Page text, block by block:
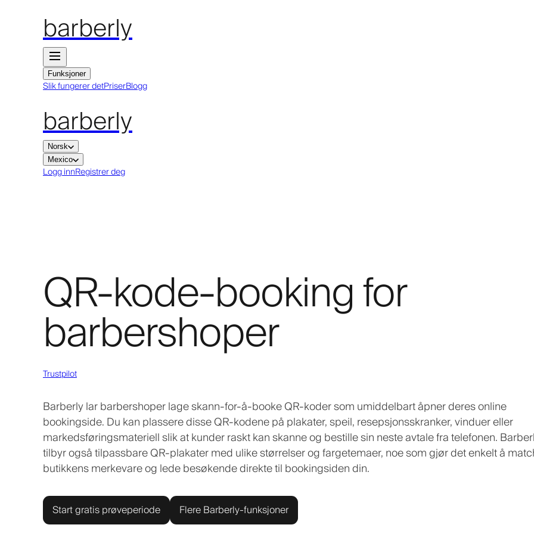
barberly
Funksjoner
Slik fungerer detPriserBlogg
barberly
Norsk
Mexico
Logg innRegistrer deg
QR-kode-booking for
barbershoper
Trustpilot
Barberly lar barbershoper lage skann-for-å-booke QR-koder som umiddelbart åpner deres online
bookingside. Du kan plassere disse QR-kodene på plakater, speil, resepsjonsskranker, vinduer eller
markedsføringsmateriell slik at kunder raskt kan skanne og bestille sin neste avtale fra telefonen.
tilbyr også tilpassbare QR-plakater med ulike størrelser og fargetemaer, noe som gjør det enkelt å
butikkens merkevare og lede besøkende direkte til bookingsiden din.
Start gratis prøveperiode Flere Barberly-funksjoner